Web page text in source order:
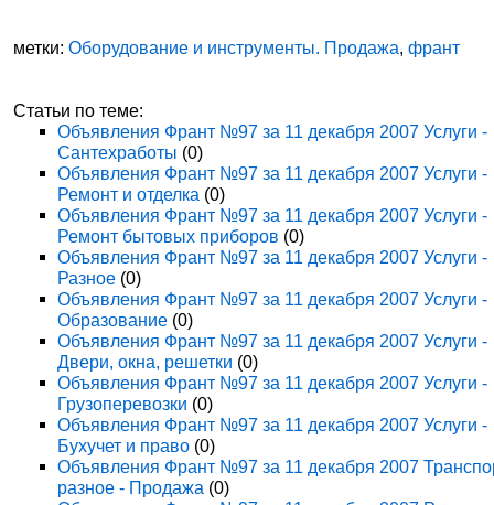
метки:Оборудование и инструменты. Продажа,франт
Статьи по теме:
Объявления Франт №97 за 11 декабря 2007 Услуги -
Сантехработы (0)
Объявления Франт №97 за 11 декабря 2007 Услуги -
Ремонт и отделка (0)
Объявления Франт №97 за 11 декабря 2007 Услуги -
Ремонт бытовых приборов (0)
Объявления Франт №97 за 11 декабря 2007 Услуги -
Разное (0)
Объявления Франт №97 за 11 декабря 2007 Услуги -
Образование (0)
Объявления Франт №97 за 11 декабря 2007 Услуги -
Двери, окна, решетки (0)
Объявления Франт №97 за 11 декабря 2007 Услуги -
Грузоперевозки (0)
Объявления Франт №97 за 11 декабря 2007 Услуги -
Бухучет и право (0)
Объявления Франт №97 за 11 декабря 2007
разное - Продажа (0)